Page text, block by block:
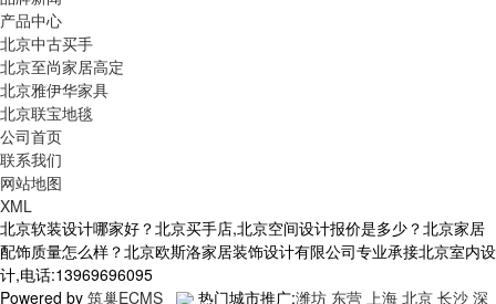
产品中心
北京中古买手
北京至尚家居高定
北京雅伊华家具
北京联宝地毯
公司首页
联系我们
网站地图
XML
北京软装设计哪家好？北京买手店,北京空间设计报价是多少？北京家居
配饰质量怎么样？北京欧斯洛家居装饰设计有限公司专业承接北京室内设
计,电话:13969696095
Powered by 筑巢ECMS 热门城市推广:潍坊 东营 上海 北京 长沙 深